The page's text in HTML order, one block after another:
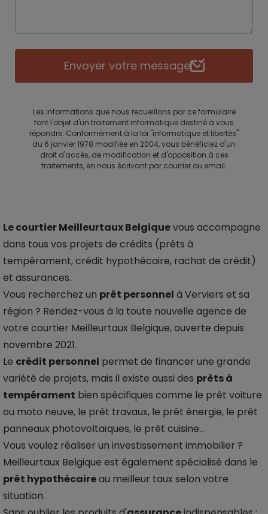
Envoyer votre message
Les informations que nous recueillons par ce formulaire
font l'objet d'un traitement informatique destiné à vous
répondre. Conformément à la loi "informatique et libertés"
du 6 janvier 1978 modifiée en 2004, vous bénéficiez d'un
droit d'accès, de modification et d'opposition à ces
traitements, en nous écrivant par courrier ou email.
Le courtierMeilleurtaux Belgiquevous accompagne
dans tous vos projets de crédits (prêts à
tempérament, crédit hypothécaire, rachat de crédit)
et assurances.
Vous recherchez un prêt personnel à Verviers et sa
région ? Rendez-vous à la toute nouvelle agence de
votre courtier Meilleurtaux Belgique, ouverte depuis
novembre 2021.
Le crédit personnel permet de financer une grande
variété de projets, mais il existe aussi des prêts à
tempérament bien spécifiques comme le prêt voiture
ou moto neuve, le prêt travaux, le prêt énergie, le prêt
panneaux photovoltaïques, le prêt cuisine...
Vous voulez réaliser un investissement immobilier ?
Meilleurtaux Belgique est également spécialisé dans le
prêt hypothécaireau meilleur taux selon votre
situation.